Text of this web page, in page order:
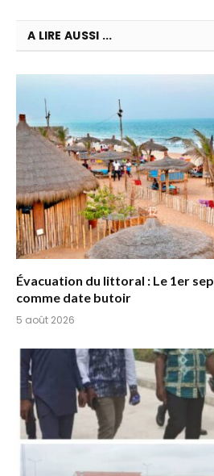
A LIRE AUSSI ...
Évacuation du littoral : Le 1er
comme date butoir
5 août 2026